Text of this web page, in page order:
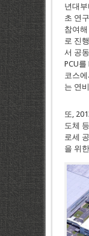
년대
초 연
참여
로 진
서 공
PCU
코스
는 연
또,
도체
로세
을 위